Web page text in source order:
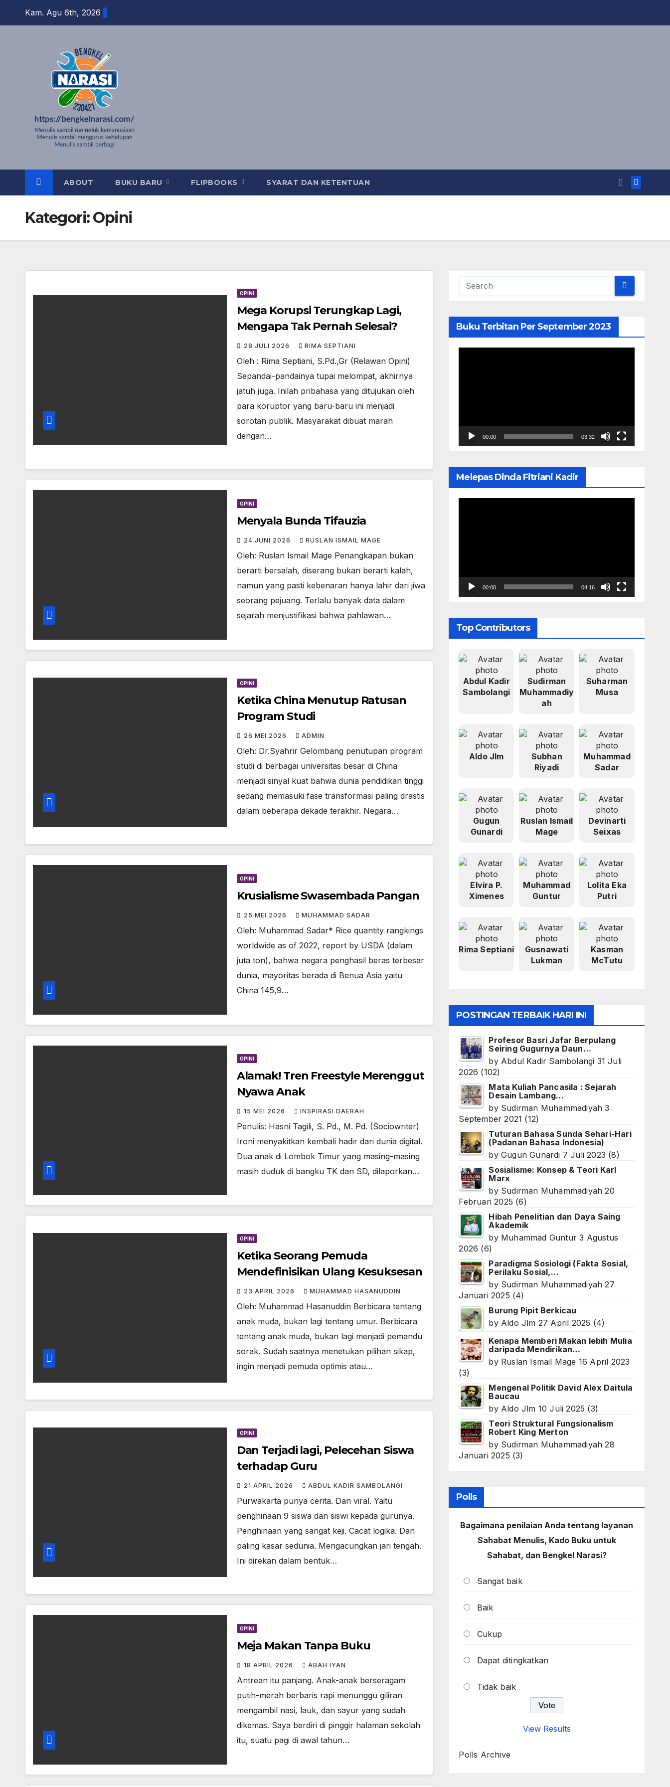
Kam. Agu 6th, 2026
ABOUT BUKU BARU FLIPBOOKS SYARAT DAN KETENTUAN
Kategori:Opini
OPINI
Mega Korupsi Terungkap Lagi,
Mengapa Tak Pernah Selesai?
28 JULI 2026 RIMA SEPTIANI
Oleh : Rima Septiani, S.Pd.,Gr (Relawan Opini)
Sepandai-pandainya tupai melompat, akhirnya
jatuh juga. Inilah pribahasa yang ditujukan oleh
para koruptor yang baru-baru ini menjadi
sorotan publik. Masyarakat dibuat marah
dengan…
OPINI
Menyala Bunda Tifauzia
24 JUNI 2026 RUSLAN ISMAIL MAGE
Oleh: Ruslan Ismail Mage Penangkapan bukan
berarti bersalah, diserang bukan berarti kalah,
namun yang pasti kebenaran hanya lahir dari jiwa
seorang pejuang. Terlalu banyak data dalam
sejarah menjustifikasi bahwa pahlawan…
OPINI
Ketika China Menutup Ratusan
Program Studi
26 MEI 2026 ADMIN
Oleh: Dr.Syahrir Gelombang penutupan program
studi di berbagai universitas besar di China
menjadi sinyal kuat bahwa dunia pendidikan tinggi
sedang memasuki fase transformasi paling drastis
dalam beberapa dekade terakhir. Negara…
OPINI
Krusialisme Swasembada Pangan
25 MEI 2026 MUHAMMAD SADAR
Oleh: Muhammad Sadar* Rice quantity rangkings
worldwide as of 2022, report by USDA (dalam
juta ton), bahwa negara penghasil beras terbesar
dunia, mayoritas berada di Benua Asia yaitu
China 145,9…
OPINI
Alamak! Tren Freestyle Merenggut
Nyawa Anak
15 MEI 2026 INSPIRASI DAERAH
Penulis: Hasni Tagili, S. Pd., M. Pd. (Sociowriter)
Ironi menyakitkan kembali hadir dari dunia digital.
Dua anak di Lombok Timur yang masing-masing
masih duduk di bangku TK dan SD, dilaporkan…
OPINI
Ketika Seorang Pemuda
Mendefinisikan Ulang Kesuksesan
23 APRIL 2026 MUHAMMAD HASANUDDIN
Oleh: Muhammad Hasanuddin Berbicara tentang
anak muda, bukan lagi tentang umur. Berbicara
tentang anak muda, bukan lagi menjadi pemandu
sorak. Sudah saatnya menetukan pilihan sikap,
ingin menjadi pemuda optimis atau…
OPINI
Dan Terjadi lagi, Pelecehan Siswa
terhadap Guru
21 APRIL 2026 ABDUL KADIR SAMBOLANGI
Purwakarta punya cerita. Dan viral. Yaitu
penghinaan 9 siswa dan siswi kepada gurunya.
Penghinaan yang sangat keji. Cacat logika. Dan
paling kasar sedunia. Mengacungkan jari tengah.
Ini direkan dalam bentuk…
OPINI
Meja Makan Tanpa Buku
18 APRIL 2026 ABAH IYAN
Antrean itu panjang. Anak-anak berseragam
putih-merah berbaris rapi menunggu giliran
mengambil nasi, lauk, dan sayur yang sudah
dikemas. Saya berdiri di pinggir halaman sekolah
itu, suatu pagi di awal tahun…
Buku Terbitan Per September 2023
00:00 03:32
Melepas Dinda Fitriani Kadir
00:00 04:16
Top Contributors
Abdul Kadir
Sambolangi
Sudirman
Muhammadiy
ah
Suharman
Musa
Aldo Jlm
Subhan
Riyadi
Muhammad
Sadar
Gugun
Gunardi
Ruslan Ismail
Mage
Devinarti
Seixas
Elvira P.
Ximenes
Muhammad
Guntur
Lolita Eka
Putri
Rima Septiani
Gusnawati
Lukman
Kasman
McTutu
POSTINGAN TERBAIK HARI INI
Profesor Basri Jafar Berpulang
Seiring Gugurnya Daun…
by Abdul Kadir Sambolangi 31 Juli
2026 (102)
Mata Kuliah Pancasila : Sejarah
Desain Lambang…
by Sudirman Muhammadiyah 3
September 2021 (12)
Tuturan Bahasa Sunda Sehari-Hari
(Padanan Bahasa Indonesia)
by Gugun Gunardi 7 Juli 2023 (8)
Sosialisme: Konsep & Teori Karl
Marx
by Sudirman Muhammadiyah 20
Februari 2025 (6)
Hibah Penelitian dan Daya Saing
Akademik
by Muhammad Guntur 3 Agustus
2026 (6)
Paradigma Sosiologi (Fakta Sosial,
Perilaku Sosial,…
by Sudirman Muhammadiyah 27
Januari 2025 (4)
Burung Pipit Berkicau
by Aldo Jlm 27 April 2025 (4)
Kenapa Memberi Makan lebih Mulia
daripada Mendirikan…
by Ruslan Ismail Mage 16 April 2023
(3)
Mengenal Politik David Alex Daitula
Baucau
by Aldo Jlm 10 Juli 2025 (3)
Teori Struktural Fungsionalism
Robert King Merton
by Sudirman Muhammadiyah 28
Januari 2025 (3)
Polls
Bagaimana penilaian Anda tentang layanan
Sahabat Menulis, Kado Buku untuk
Sahabat, dan Bengkel Narasi?
Sangat baik
Baik
Cukup
Dapat ditingkatkan
Tidak baik
View Results
Polls Archive